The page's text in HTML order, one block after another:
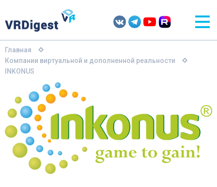
Главная
Компании виртуальной и дополненной реальности
INKONUS